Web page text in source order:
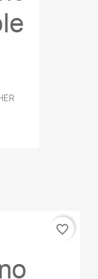
favorite_border